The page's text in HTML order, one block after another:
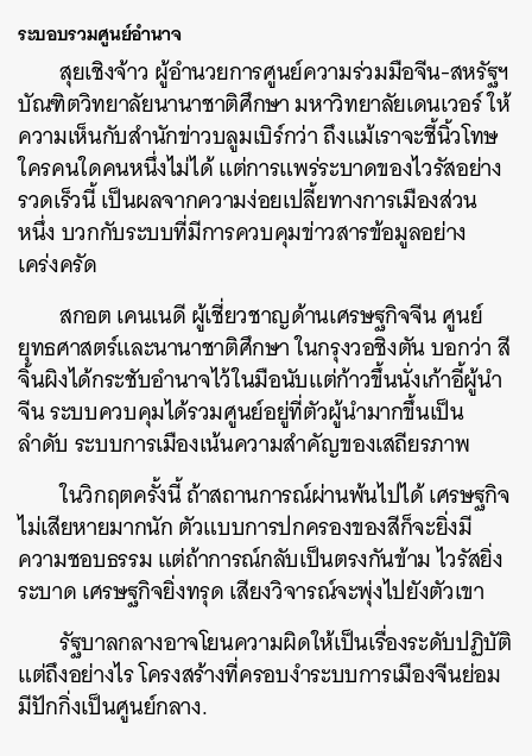
ระบอบรวมศูนย์อำนาจ
สุยเชิงจ้าว ผู้อำนวยการศูนย์ความร่วมมือจีน-สหรัฐฯ
บัณฑิตวิทยาลัยนานาชาติศึกษา มหาวิทยาลัยเดนเวอร์ ให้
ความเห็นกับสำนักข่าวบลูมเบิร์กว่า ถึงแม้เราจะชี้นิ้วโทษ
ใครคนใดคนหนึ่งไม่ได้ แต่การแพร่ระบาดของไวรัสอย่าง
รวดเร็วนี้ เป็นผลจากความง่อยเปลี้ยทางการเมืองส่วน
หนึ่ง บวกกับระบบที่มีการควบคุมข่าวสารข้อมูลอย่าง
เคร่งครัด
สกอต เคนเนดี ผู้เชี่ยวชาญด้านเศรษฐกิจจีน ศูนย์
ยุทธศาสตร์และนานาชาติศึกษา ในกรุงวอชิงตัน บอกว่า สี
จิ้นผิงได้กระชับอำนาจไว้ในมือนับแต่ก้าวขึ้นนั่งเก้าอี้ผู้นำ
จีน ระบบควบคุมได้รวมศูนย์อยู่ที่ตัวผู้นำมากขึ้นเป็น
ลำดับ ระบบการเมืองเน้นความสำคัญของเสถียรภาพ
ในวิกฤตครั้งนี้ ถ้าสถานการณ์ผ่านพ้นไปได้ เศรษฐกิจ
ไม่เสียหายมากนัก ตัวแบบการปกครองของสีก็จะยิ่งมี
ความชอบธรรม แต่ถ้าการณ์กลับเป็นตรงกันข้าม ไวรัสยิ่ง
ระบาด เศรษฐกิจยิ่งทรุด เสียงวิจารณ์จะพุ่งไปยังตัวเขา
รัฐบาลกลางอาจโยนความผิดให้เป็นเรื่องระดับปฏิบัติ
แต่ถึงอย่างไร โครงสร้างที่ครอบงำระบบการเมืองจีนย่อม
มีปักกิ่งเป็นศูนย์กลาง.